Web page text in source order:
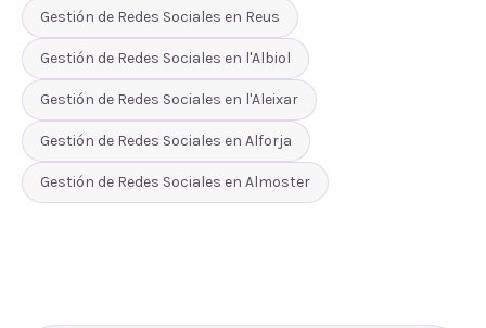
Gestión de Redes Sociales en Reus
Gestión de Redes Sociales en l'Albiol
Gestión de Redes Sociales en l'Aleixar
Gestión de Redes Sociales en Alforja
Gestión de Redes Sociales en Almoster